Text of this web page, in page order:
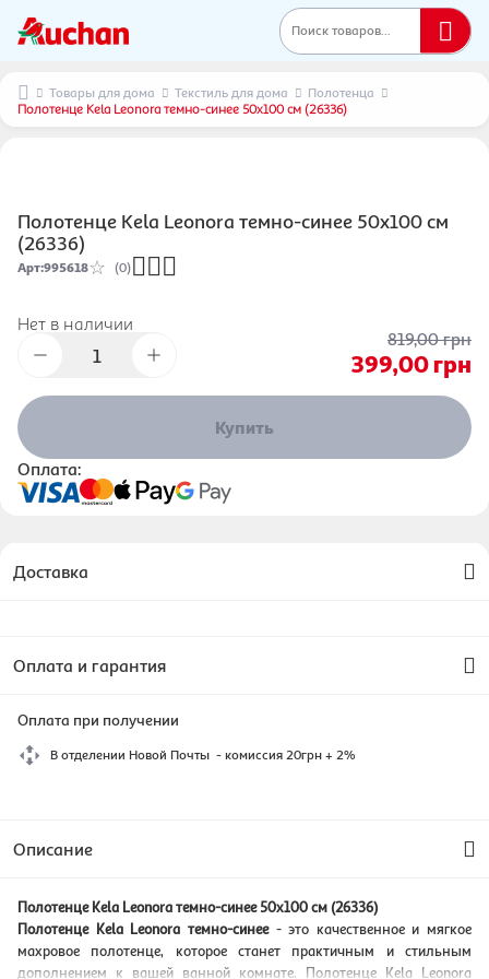
Поиск товаров...
Товары для дома Текстиль для дома
Полотенца
Полотенце Kela Leonora темно-синее 50х100 см (26336)
Полотенце Kela Leonora темно-синее 50х100 см
(26336)
Арт:995618 (0)
Нет в наличии
819,00грн
399,00грн
Купить
Оплата:
Доставка
Оплата и гарантия
Оплата при получении
В отделении Новой Почты - комиссия 20грн + 2%
Описание
Полотенце Kela Leonora темно-синее 50х100 см (26336)
Полотенце Kela Leonora темно-синее- это качественное и мягкое
махровое полотенце, которое станет практичным и стильным
дополнением к вашей ванной комнате. Полотенце Kela Leonora